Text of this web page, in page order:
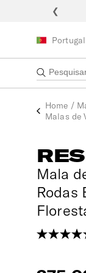
❮
Portugal
Home /
Malas de
Mala
Rodas